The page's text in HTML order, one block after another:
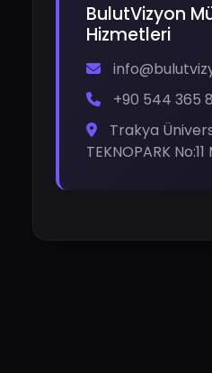
BulutVizyon
Hizmetleri
+90 544 365
Trakya
TEKNOPARK